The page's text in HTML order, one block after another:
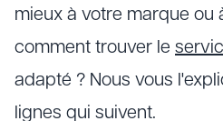
mieux à votre marque ou
comment trouver le
adapté ? Nous vous
lignes qui suivent.